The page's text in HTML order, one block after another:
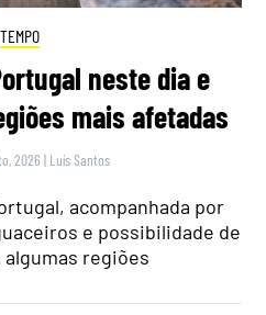
TEMPO
neste dia e
mais afetadas
2026 | Luís Santos
acompanhada por
e possibilidade de
regiões